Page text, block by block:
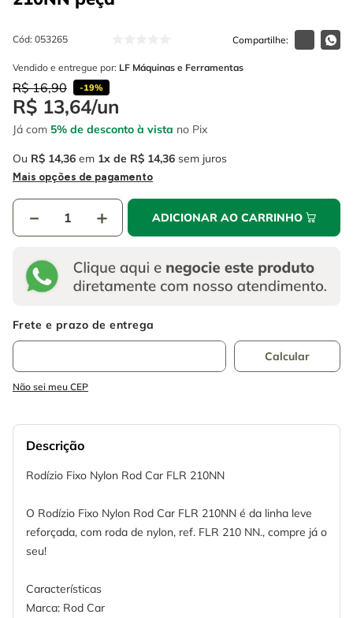
Cód: 053265
Vendido e entregue por: LF Máquinas e Ferramentas
R$ 16,90 -19%
R$ 13,64/un
Já com 5% de desconto à vista no Pix
Ou R$ 14,36 em 1 R$ 14,36 sem juros
Mais opções de pagamento
＋
－ ADICIONAR AO CARRINHO
Não sei meu CEP
Descrição
Rodízio Fixo Nylon Rod Car FLR 210NN
O Rodízio Fixo Nylon Rod Car FLR 210NN é da linha leve
reforçada, com roda de nylon, ref. FLR 210 NN., compre já o
seu!
Características
Marca: Rod Car
6º serra copo
7º luva
8º fio
9 lavadora alta pressão
10º alicate
º escada
º serra circular
º serra copo
º luva
º fio
º lavadora alta pressão